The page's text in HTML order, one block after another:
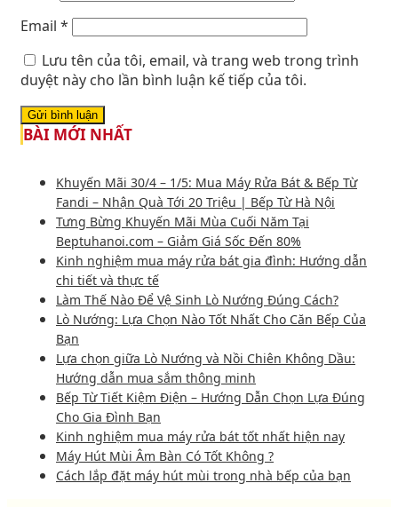
Email *
Lưu tên của tôi, email, và trang web trong trình
duyệt này cho lần bình luận kế tiếp của tôi.
BÀI MỚI NHẤT
Khuyến Mãi 30/4 – 1/5: Mua Máy Rửa Bát & Bếp Từ
Fandi – Nhận Quà Tới 20 Triệu | Bếp Từ Hà Nội
Tưng Bừng Khuyến Mãi Mùa Cuối Năm Tại
Beptuhanoi.com – Giảm Giá Sốc Đến 80%
Kinh nghiệm mua máy rửa bát gia đình: Hướng dẫn
chi tiết và thực tế
Làm Thế Nào Để Vệ Sinh Lò Nướng Đúng Cách?
Lò Nướng: Lựa Chọn Nào Tốt Nhất Cho Căn Bếp Của
Bạn
Lựa chọn giữa Lò Nướng và Nồi Chiên Không Dầu:
Hướng dẫn mua sắm thông minh
Bếp Từ Tiết Kiệm Điện – Hướng Dẫn Chọn Lựa Đúng
Cho Gia Đình Bạn
Kinh nghiệm mua máy rửa bát tốt nhất hiện nay
Máy Hút Mùi Âm Bàn Có Tốt Không ?
Cách lắp đặt máy hút mùi trong nhà bếp của bạn